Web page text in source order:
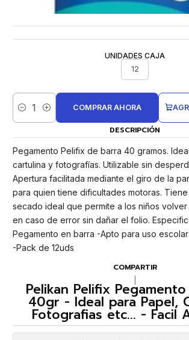
UNIDADES CAJA
12
Cantidad
COMPRAR AHORA
DESCRIPCIÓN
Pegamento Pelifix de barra 40 gramos.
cartulina y fotografías. Utilizable sin
Apertura facilitada mediante el giro de la
para quien tiene dificultades motoras.
secado ideal que permite a los niños
en caso de error sin dañar el folio.
Pegamento en barra -Apto para uso
-Pack de 12uds
COMPARTIR
Pelikan Pelifix
40gr - Ideal para Papel,
Fotografias etc... - Facil